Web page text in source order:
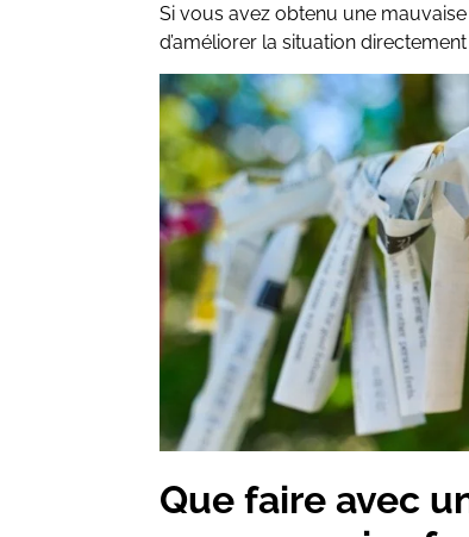
Si vous avez obtenu une
d’améliorer la situation
Que faire avec